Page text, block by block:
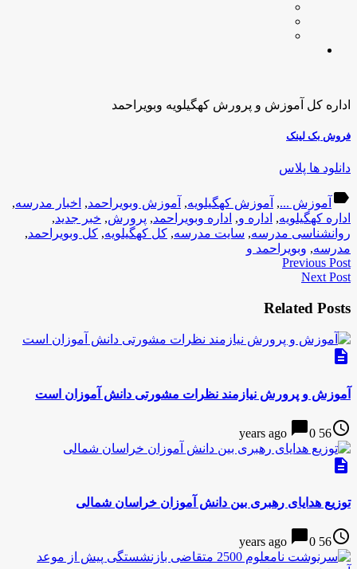
اداره کل آموزش و پرورش کهگیلویه وبویراحمد
فروش بک لینک
دانلود ها پلاس
label آموزش ..., آموزش کهگیلویه, آموزش وبویراحمد, اخبار مدرسه,
اداره کهگیلویه, اداره و, اداره وبویراحمد, پرورش, خبر جدید,
روانشناسی مدرسه, سایت مدرسه, کل کهگیلویه, کل وبویراحمد,
مدرسه, وبویراحمد و
Previous Post
Next Post
Related Posts
description
آموزش و پرورش نیازمند نظرات مشورتی دانش آموزان است
access_time
56 years ago
chat_bubble0
description
توزیع هدایای رهبری بین دانش آموزان خراسان شمالی
access_time
56 years ago
chat_bubble0